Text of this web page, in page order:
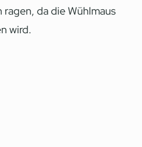
da die Wühlmaus
wird.